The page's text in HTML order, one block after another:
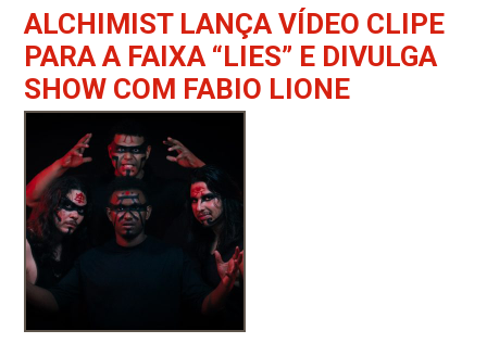
ALCHIMIST LANÇA VÍDEO CLIPE
PARA A FAIXA “LIES” E DIVULGA
SHOW COM FABIO LIONE